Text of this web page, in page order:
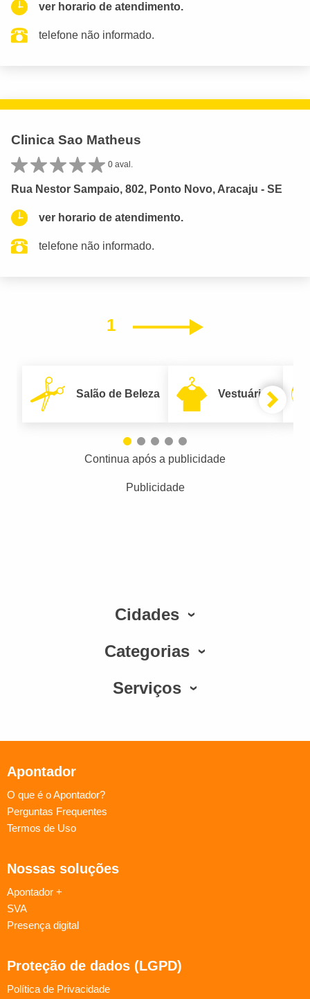
ver horario de atendimento.
telefone não informado.
Clinica Sao Matheus
0 aval.
Rua Nestor Sampaio, 802, Ponto Novo, Aracaju - SE
ver horario de atendimento.
telefone não informado.
1 Próximo
Salão de Beleza Vestuário
Continua após a publicidade
Publicidade
Cidades
Categorias
Serviços
Apontador
O que é o Apontador?
Perguntas Frequentes
Termos de Uso
Nossas soluções
Apontador +
SVA
Presença digital
Proteção de dados (LGPD)
Política de Privacidade